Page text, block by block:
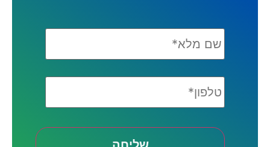
שם
מלא* *
טלפון*